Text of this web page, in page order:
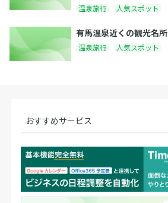
温泉旅行 人気スポット
有馬温泉近くの観光名所
温泉旅行 人気スポット
おすすめサービス